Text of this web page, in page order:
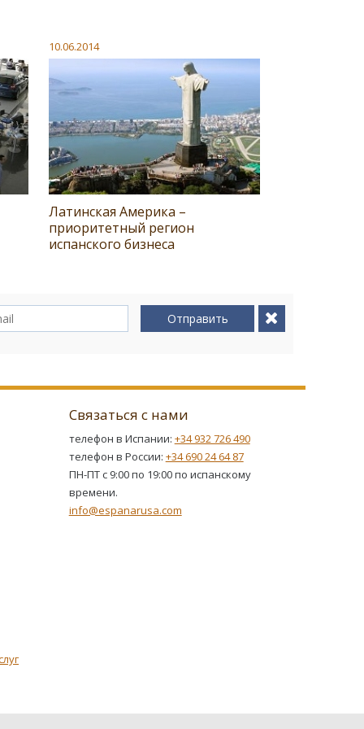
10.06.2014
Латинская Америка –
приоритетный регион
испанского бизнеса
Отправить
Связаться с нами
телефон в Испании: +34 932 726 490
телефон в России: +34 690 24 64 87
ПН-ПТ с 9:00 по 19:00 по испанскому
времени.
info@espanarusa.com